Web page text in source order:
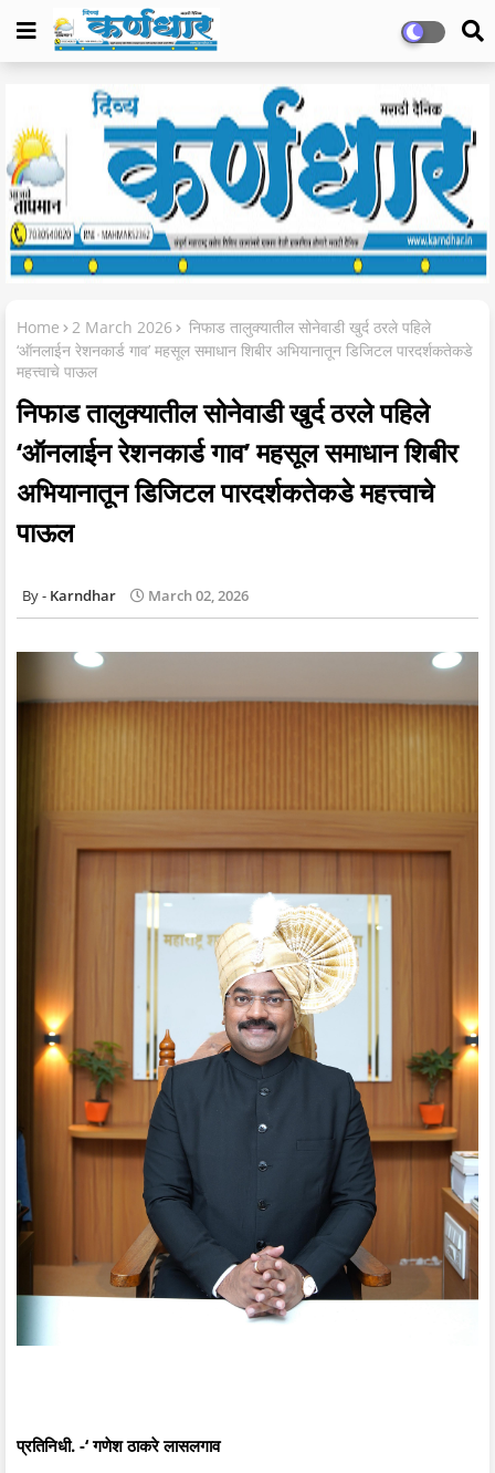
Home 2 March 2026
निफाड तालुक्यातील सोनेवाडी खुर्द ठरले पहिले
‘ऑनलाईन रेशनकार्ड गाव’ महसूल समाधान शिबीर अभियानातून डिजिटल पारदर्शकतेकडे
महत्त्वाचे पाऊल
निफाड तालुक्यातील सोनेवाडी खुर्द ठरले पहिले
‘ऑनलाईन रेशनकार्ड गाव’ महसूल समाधान शिबीर
अभियानातून डिजिटल पारदर्शकतेकडे महत्त्वाचे
पाऊल
Karndhar March 02, 2026
प्रतिनिधी. -‘ गणेश ठाकरे लासलगाव